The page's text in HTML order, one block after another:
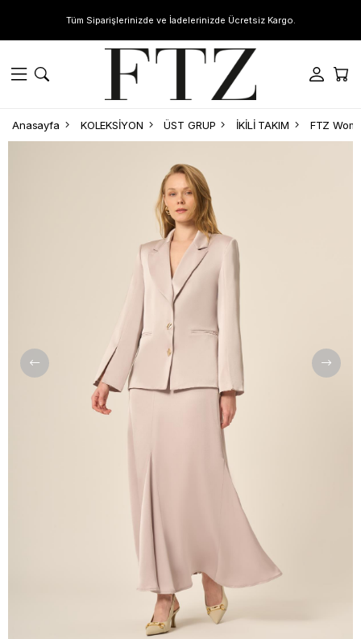
Tüm Siparişlerinizde ve İadelerinizde Ücretsiz Kargo.
Anasayfa KOLEKSİYON ÜST GRUP İKİLİ TAKIM FTZ